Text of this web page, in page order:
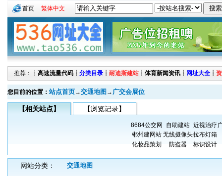
首页 繁体中文
推荐：┊ 高速流量代码 ┊ 分类目录 ┊ 耐迪斯建站 ┊ 体育新闻资讯 ┊ 网址大全 ┊
您目前的位置： 站点首页→交通地图 → 广交会展位
【相关站点】 【浏览记录】
8684公交网 自助建站 近视治疗
郴州建网站 无线摄像头拉布灯箱
化妆品策划
防盗器 标识设计
网站分类： 交通地图